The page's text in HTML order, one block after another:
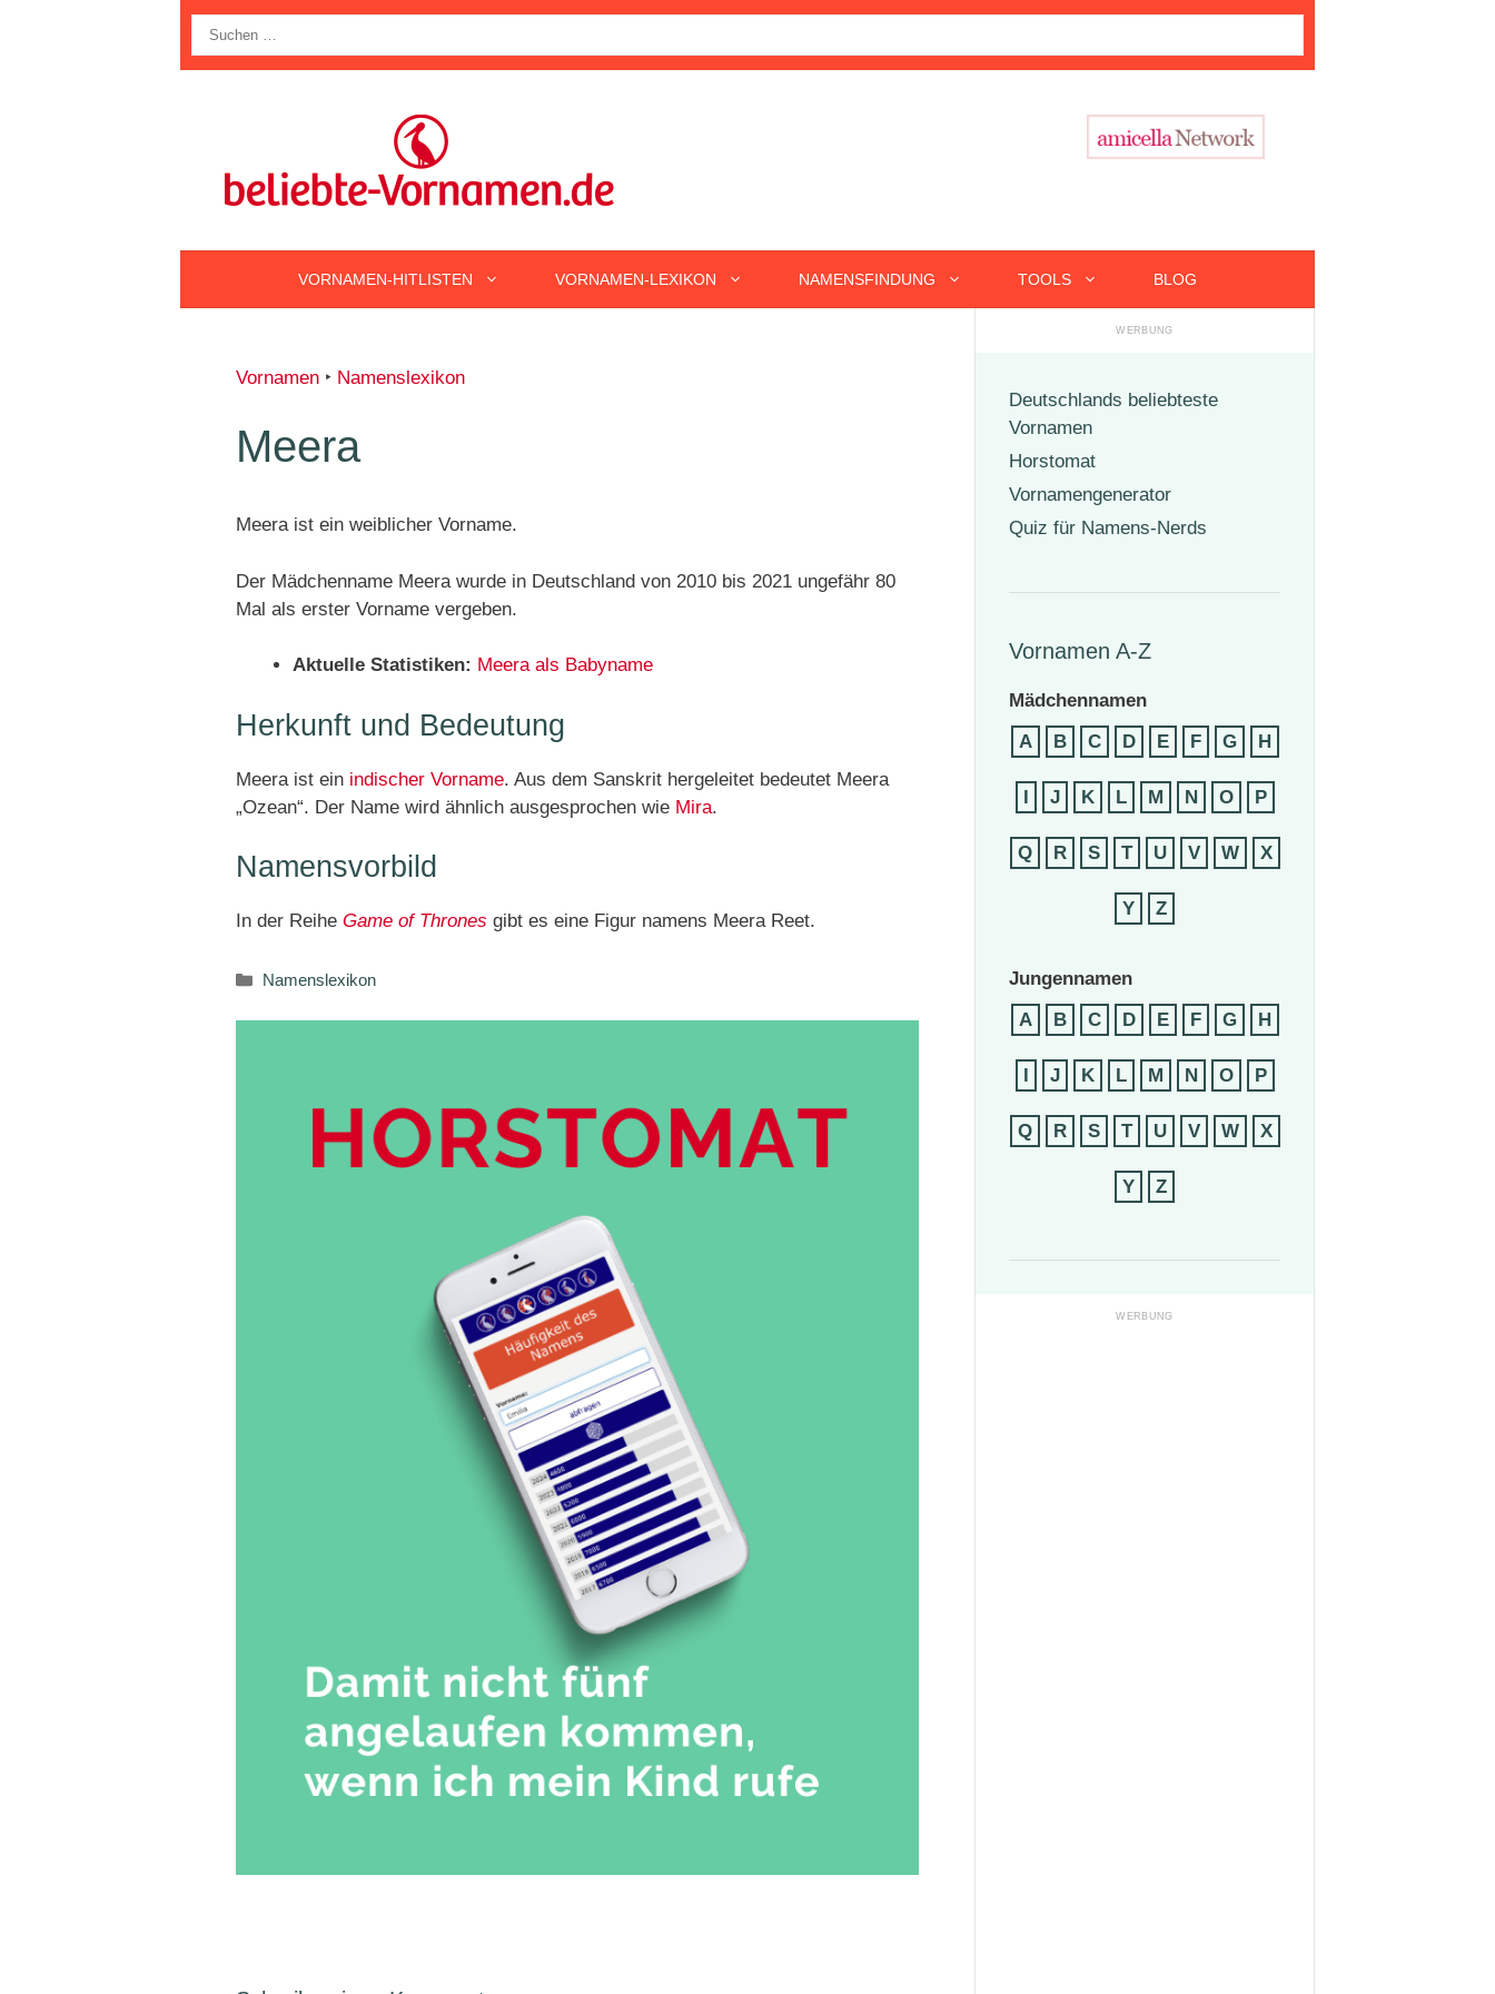
nach:
VORNAMEN-HITLISTEN VORNAMEN-LEXIKON NAMENSFINDUNG TOOLS BLOG
Vornamen ‣ Namenslexikon
Meera
Meera ist ein weiblicher Vorname.
Der Mädchenname Meera wurde in Deutschland von 2010 bis 2021 ungefähr 80
Mal als erster Vorname vergeben.
Aktuelle Statistiken: Meera als Babyname
Herkunft und Bedeutung
Meera ist ein indischer Vorname. Aus dem Sanskrit hergeleitet bedeutet Meera
„Ozean“. Der Name wird ähnlich ausgesprochen wie Mira.
Namensvorbild
In der Reihe Game of Thrones gibt es eine Figur namens Meera Reet.
Kategorien
Namenslexikon
Deutschlands beliebteste
Vornamen
Horstomat
Vornamengenerator
Quiz für Namens-Nerds
Vornamen A-Z
Mädchennamen
A
B C D E F G H
I J K L M N O P
Q R S T U V W X
Y Z
Jungennamen
A
B C D E F G H
I J K L M N O P
Q R S T U V W X
Y Z